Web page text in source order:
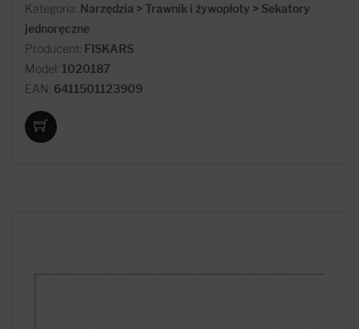
Kategoria: Narzędzia > Trawnik i żywopłoty > Sekatory
jednoręczne
Producent: FISKARS
Model: 1020187
EAN: 6411501123909